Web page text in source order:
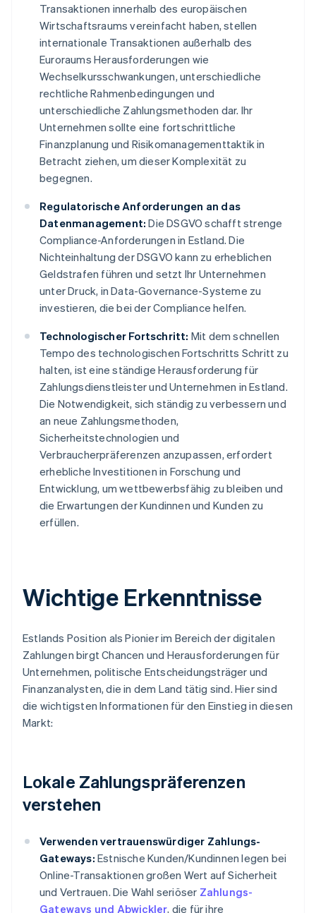
Transaktionen innerhalb des europäischen
Wirtschaftsraums vereinfacht haben, stellen
internationale Transaktionen außerhalb des
Euroraums Herausforderungen wie
Wechselkursschwankungen, unterschiedliche
rechtliche Rahmenbedingungen und
unterschiedliche Zahlungsmethoden dar. Ihr
Unternehmen sollte eine fortschrittliche
Finanzplanung und Risikomanagementtaktik in
Betracht ziehen, um dieser Komplexität zu
begegnen.
Regulatorische Anforderungen an das
Datenmanagement: Die DSGVO schafft strenge
Compliance-Anforderungen in Estland. Die
Nichteinhaltung der DSGVO kann zu erheblichen
Geldstrafen führen und setzt Ihr Unternehmen
unter Druck, in Data-Governance-Systeme zu
investieren, die bei der Compliance helfen.
Technologischer Fortschritt: Mit dem schnellen
Tempo des technologischen Fortschritts Schritt zu
halten, ist eine ständige Herausforderung für
Zahlungsdienstleister und Unternehmen in Estland.
Die Notwendigkeit, sich ständig zu verbessern und
an neue Zahlungsmethoden,
Sicherheitstechnologien und
Verbraucherpräferenzen anzupassen, erfordert
erhebliche Investitionen in Forschung und
Entwicklung, um wettbewerbsfähig zu bleiben und
die Erwartungen der Kundinnen und Kunden zu
erfüllen.
Wichtige Erkenntnisse
Estlands Position als Pionier im Bereich der digitalen
Zahlungen birgt Chancen und Herausforderungen für
Unternehmen, politische Entscheidungsträger und
Finanzanalysten, die in dem Land tätig sind. Hier sind
die wichtigsten Informationen für den Einstieg in diesen
Markt:
Lokale Zahlungspräferenzen
verstehen
Verwenden vertrauenswürdiger Zahlungs-
Gateways: Estnische Kunden/Kundinnen legen bei
Online-Transaktionen großen Wert auf Sicherheit
und Vertrauen. Die Wahl seriöser Zahlungs-
Gateways und Abwickler, die für ihre